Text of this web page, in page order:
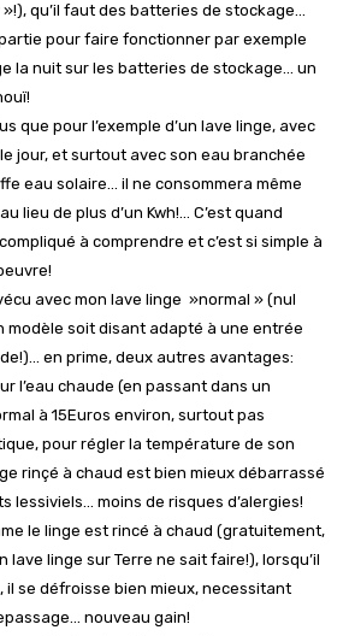
qu’il faut des batteries de stockage…
pour faire fonctionner par exemple
la nuit sur les batteries de stockage… un
que pour l’exemple d’un lave linge, avec
jour, et surtout avec son eau branchée
eau solaire… il ne consommera même
lieu de plus d’un Kwh!… C’est quand
à comprendre et c’est si simple à
avec mon lave linge »normal » (nul
modèle soit disant adapté à une entrée
en prime, deux autres avantages:
l’eau chaude (en passant dans un
à 15Euros environ, surtout pas
pour régler la température de son
rinçé à chaud est bien mieux débarrassé
lessiviels… moins de risques d’alergies!
le linge est rincé à chaud (gratuitement,
lave linge sur Terre ne sait faire!), lorsqu’il
il se défroisse bien mieux, necessitant
nouveau gain!